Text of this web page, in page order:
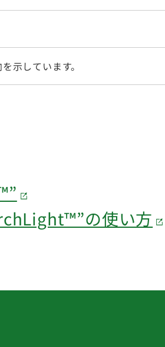
示しています。
の使い方